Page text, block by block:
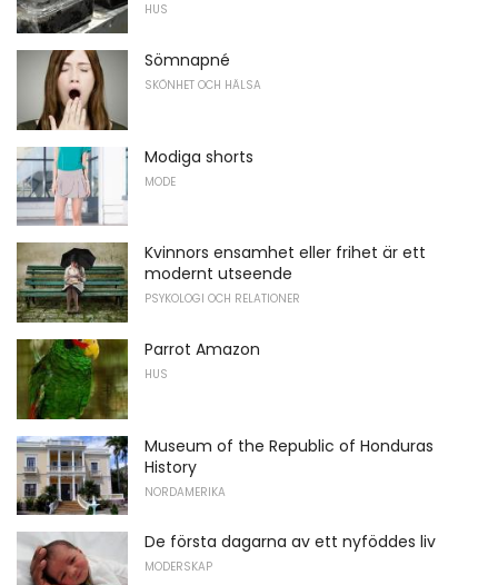
HUS
Sömnapné
SKÖNHET OCH HÄLSA
Modiga shorts
MODE
Kvinnors ensamhet eller frihet är ett
modernt utseende
PSYKOLOGI OCH RELATIONER
Parrot Amazon
HUS
Museum of the Republic of Honduras
History
NORDAMERIKA
De första dagarna av ett nyföddes liv
MODERSKAP